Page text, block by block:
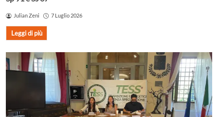
Julian Zeni 7 Luglio 2026
Leggi di più